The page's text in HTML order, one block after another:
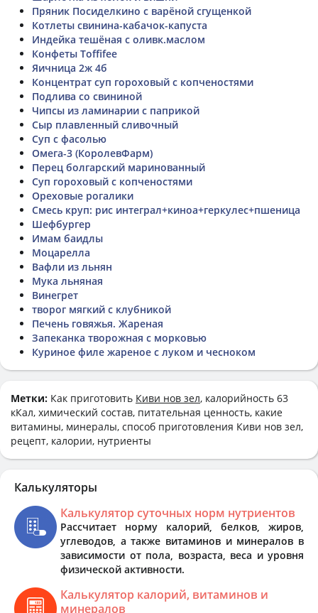
Пряник Посиделкино с варёной сгущенкой
Котлеты свинина-кабачок-капуста
Индейка тешёная с оливк.маслом
Конфеты Toffifee
Яичница 2ж 4б
Концентрат суп гороховый с копченостями
Подлива со свининой
Чипсы из ламинарии с паприкой
Сыр плавленный сливочный
Суп с фасолью
Омега-3 (КоролевФарм)
Перец болгарский маринованный
Суп гороховый с копченостями
Ореховые рогалики
Смесь круп: рис интеграл+киноа+геркулес+пшеница
Шефбургер
Имам баидлы
Моцарелла
Вафли из льнян
Мука льняная
Винегрет
творог мягкий с клубникой
Печень говяжья. Жареная
Запеканка творожная с морковью
Куриное филе жареное с луком и чесноком
Метки: Как приготовить Киви нов зел, калорийность 63
кКал, химический состав, питательная ценность, какие
витамины, минералы, способ приготовления Киви нов зел,
рецепт, калории, нутриенты
Калькуляторы
Калькулятор суточных норм нутриентов
Рассчитает норму калорий, белков, жиров,
углеводов, а также витаминов и минералов в
зависимости от пола, возраста, веса и уровня
физической активности.
Калькулятор калорий, витаминов и
минералов